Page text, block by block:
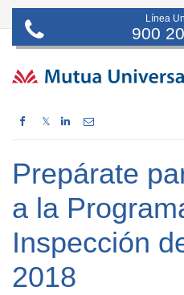
Línea
900
𝕏
Prepárate
a la
Inspección
2018